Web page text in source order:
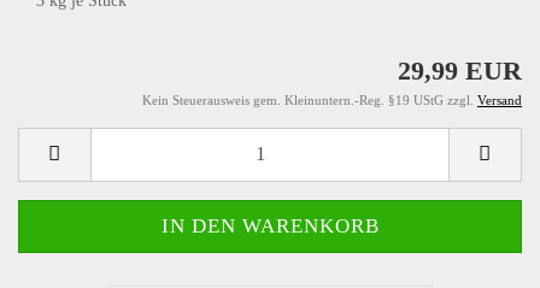
29,99 EUR
Kein Steuerausweis gem. Kleinuntern.-Reg. §19 UStG zzgl. Versand